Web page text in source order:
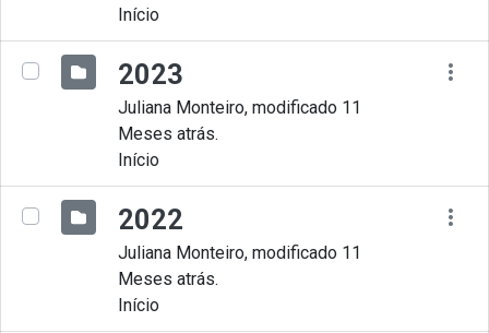
Início
2023
Juliana Monteiro, modificado 11
Meses atrás.
Início
2022
Juliana Monteiro, modificado 11
Meses atrás.
Início